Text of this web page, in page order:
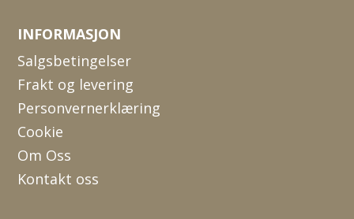
INFORMASJON
Salgsbetingelser
Frakt og levering
Personvernerklæring
Cookie
Om Oss
Kontakt oss